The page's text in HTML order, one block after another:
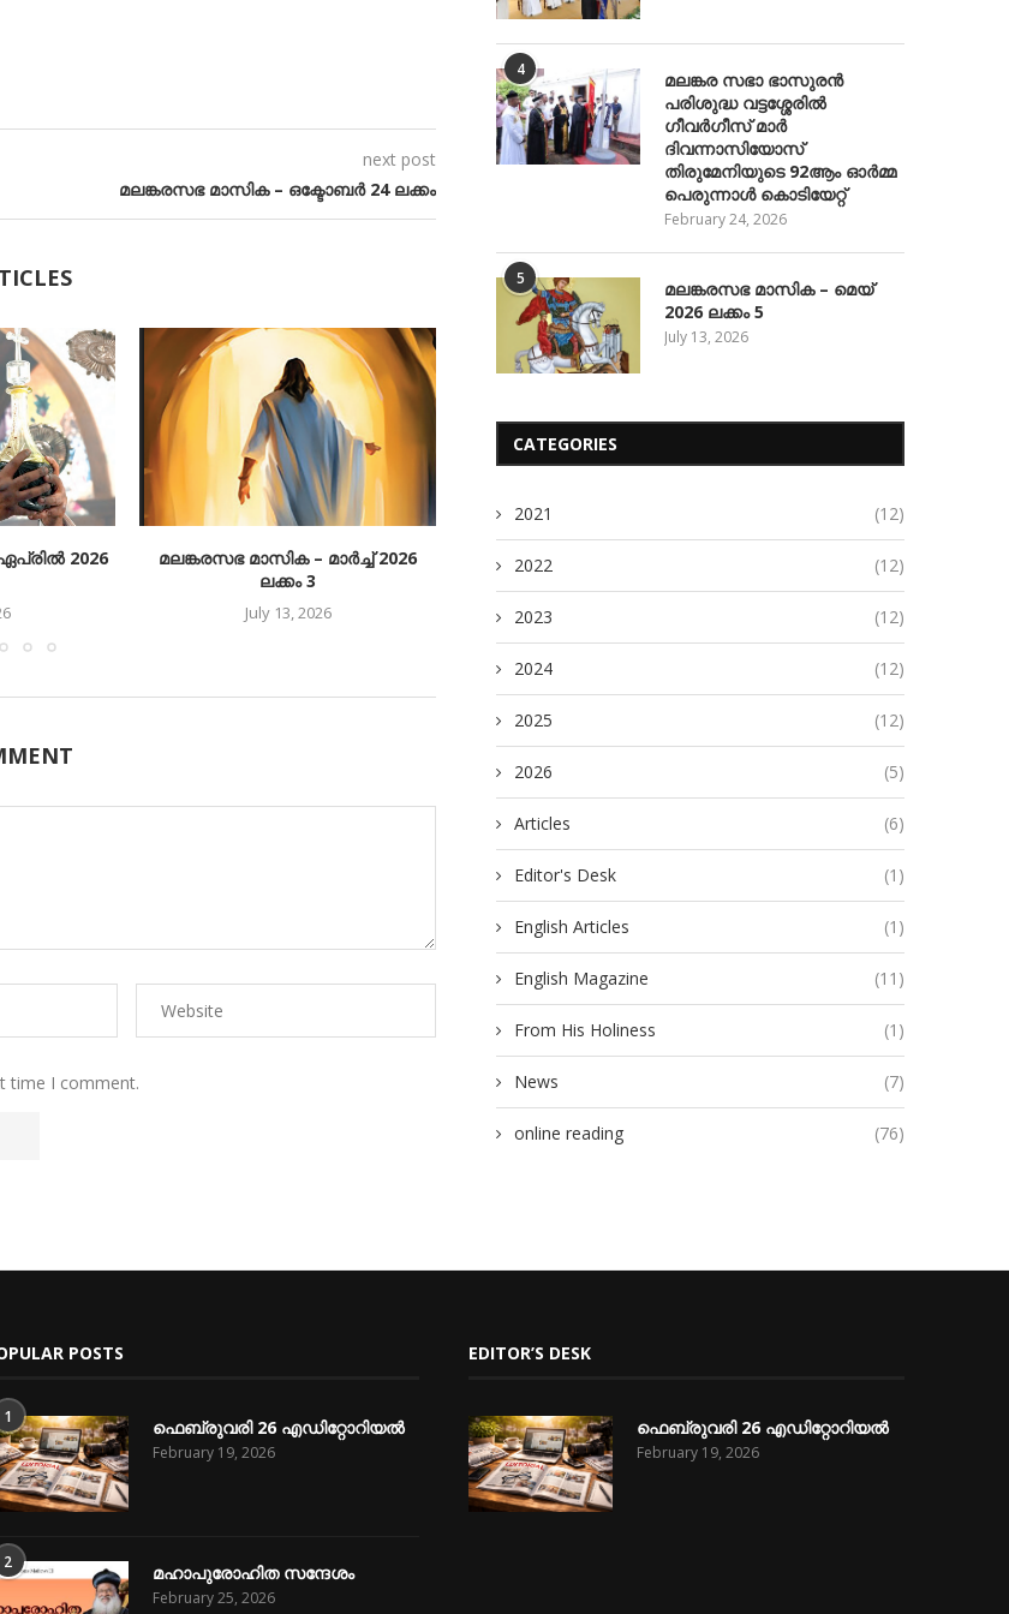
next post
മലങ്കരസഭ മാസിക – ഒക്ടോബർ 24 ലക്കം
2026
മലങ്കരസഭ മാസിക – മാർച്ച് 2026
ലക്കം 3
July 13, 2026
മലങ്കരസഭ മാസിക – ഫെബ്രുവരി
മലങ്കരസഭ മാസിക –
ലക്കം 1
July 13, 2026
time I comment.
4
മലങ്കര സഭാ ഭാസുരൻ
പരിശുദ്ധ വട്ടശ്ശേരിൽ
ഗീവർഗീസ് മാർ
ദിവന്നാസിയോസ്
തിരുമേനിയുടെ 92ആം ഓർമ്മ
പെരുന്നാൾ കൊടിയേറ്റ്
February 24, 2026
5
മലങ്കരസഭ മാസിക – മെയ്
2026 ലക്കം 5
July 13, 2026
CATEGORIES
2021 (12)
2022 (12)
2023 (12)
2024 (12)
2025 (12)
2026 (5)
Articles (6)
Editor's Desk (1)
English Articles (1)
English Magazine (11)
From His Holiness (1)
News (7)
online reading (76)
POSTS
1 ഫെബ്രുവരി 26 എഡിറ്റോറിയൽ
February 19, 2026
2 മഹാപുരോഹിത സന്ദേശം
February 25, 2026
EDITOR’S DESK
ഫെബ്രുവരി 26 എഡിറ്റോറിയൽ
February 19, 2026